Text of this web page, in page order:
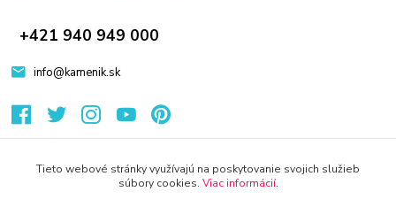
+421 940 949 000
info@kamenik.sk
Tieto webové stránky využívajú na poskytovanie svojich služieb
súbory cookies. Viac informácií.